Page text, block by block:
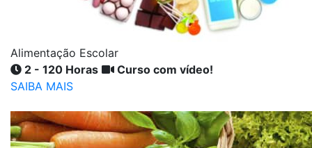
Alimentação Escolar
2 - 120 Horas
Curso com vídeo!
SAIBA MAIS